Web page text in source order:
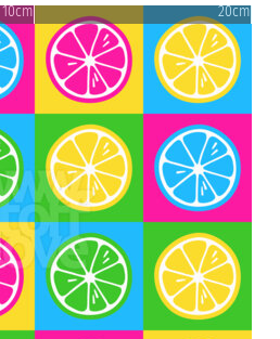
10cm 20cm